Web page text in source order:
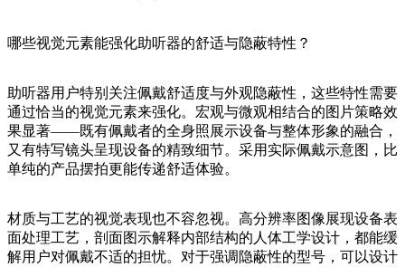
哪些视觉元素能强化助听器的舒适与隐蔽特性？
助听器用户特别关注佩戴舒适度与外观隐蔽性，这些特性需要
通过恰当的视觉元素来强化。宏观与微观相结合的图片策略效
果显著——既有佩戴者的全身照展示设备与整体形象的融合，
又有特写镜头呈现设备的精致细节。采用实际佩戴示意图，比
单纯的产品摆拍更能传递舒适体验。
材质与工艺的视觉表现也不容忽视。高分辨率图像展现设备表
面处理工艺，剖面图示解释内部结构的人体工学设计，都能缓
解用户对佩戴不适的担忧。对于强调隐蔽性的型号，可以设计